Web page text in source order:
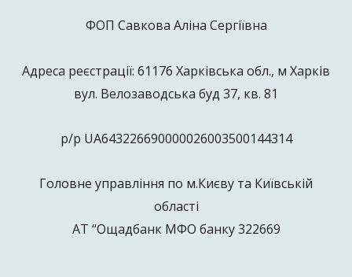
ФОП Савкова Аліна Сергіївна
Адреса реєстрації: 61176 Харківська обл., м Харків
вул. Велозаводська буд 37, кв. 81
р/р UA643226690000026003500144314
Головне управління по м.Києву та Київській
області
АТ “Ощадбанк МФО банку 322669